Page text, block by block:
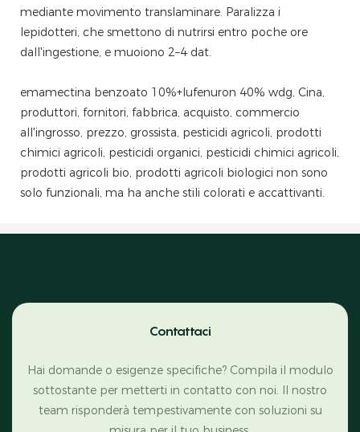
mediante movimento translaminare. Paralizza i
lepidotteri, che smettono di nutrirsi entro poche ore
dall'ingestione, e muoiono 2–4 dat.
emamectina benzoato 10%+lufenuron 40% wdg, Cina,
produttori, fornitori, fabbrica, acquisto, commercio
all'ingrosso, prezzo, grossista, pesticidi agricoli, prodotti
chimici agricoli, pesticidi organici, pesticidi chimici agricoli,
prodotti agricoli bio, prodotti agricoli biologici non sono
solo funzionali, ma ha anche stili colorati e accattivanti.
Contattaci
Hai domande o esigenze specifiche? Compila il modulo
sottostante per metterti in contatto con noi. Il nostro
team risponderà tempestivamente con soluzioni su